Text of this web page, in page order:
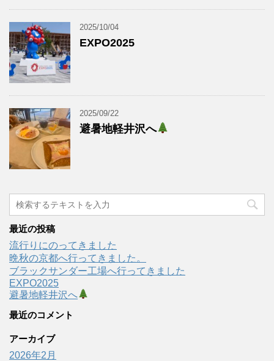
2025/10/04
EXPO2025
2025/09/22
避暑地軽井沢へ
最近の投稿
流行りにのってきました
晩秋の京都へ行ってきました。
ブラックサンダー工場へ行ってきました
EXPO2025
避暑地軽井沢へ
最近のコメント
アーカイブ
2026年2月